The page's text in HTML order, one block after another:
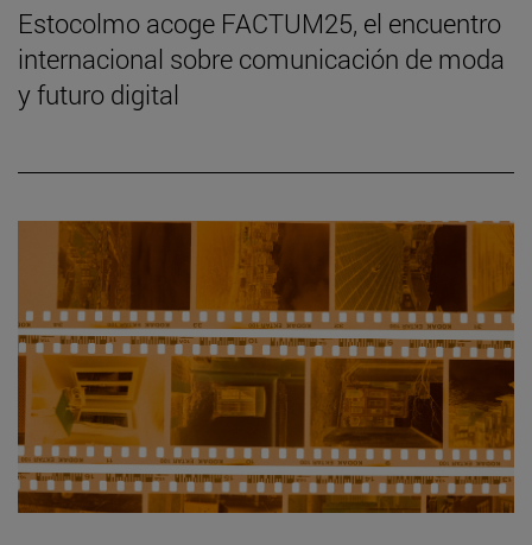
Estocolmo acoge FACTUM25, el encuentro
internacional sobre comunicación de moda
y futuro digital